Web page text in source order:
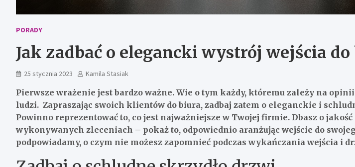
PORADY
Jak zadbać o elegancki wystrój wejścia do
25 stycznia 2023 Kamila Stasiak
Pierwsze wrażenie jest bardzo ważne. Wie o tym każdy, któremu zależy na
ludzi. Zapraszając swoich klientów do biura, zadbaj zatem o eleganckie i
Powinno reprezentować to, co jest najważniejsze w Twojej firmie. Dbasz o
wykonywanych zleceniach – pokaż to, odpowiednio aranżując wejście do
podpowiadamy, o czym nie możesz zapomnieć podczas wykańczania wejścia i